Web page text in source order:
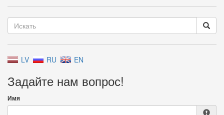
LV RU EN
Задайте нам вопрос!
Имя